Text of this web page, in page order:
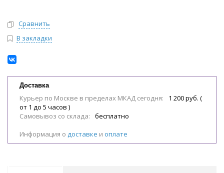
Сравнить
В закладки
Доставка
Курьер по Москве в пределах МКАД сегодня:
1 200 руб. (
от 1 до 5 часов )
Самовывоз со склада:
бесплатно
Информация о доставке и оплате